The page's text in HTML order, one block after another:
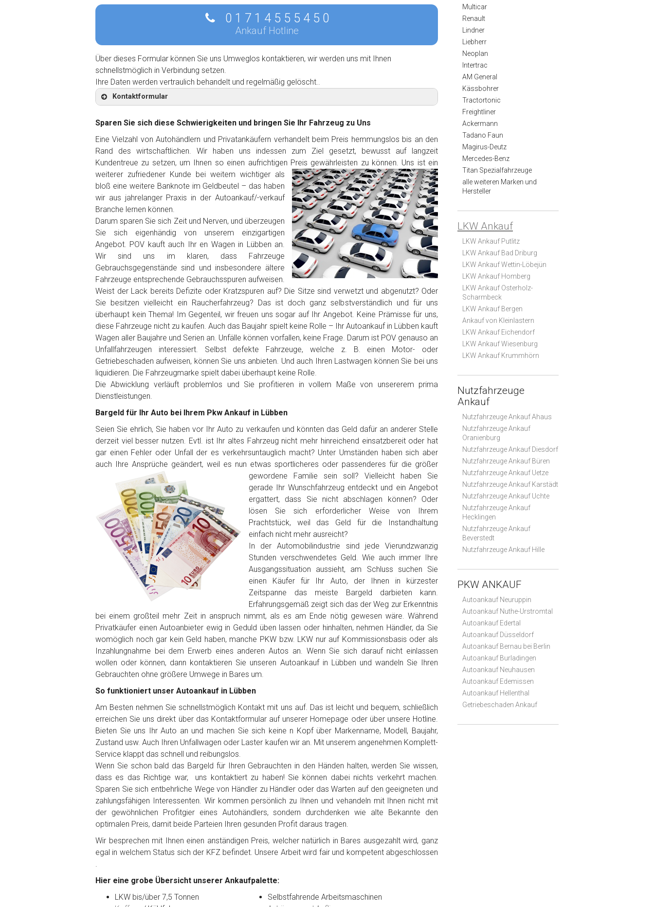
0 1 7 1 4 5 5 5 4 5 0
Ankauf Hotline
Über dieses Formular können Sie uns Umweglos kontaktieren, wir werden uns mit Ihnen
schnellstmöglich in Verbindung setzen.
Ihre Daten werden vertraulich behandelt und regelmäßig gelöscht..
Kontaktformular
Kontaktformular
Marke*
Model*
Baujahr
Getriebe
Bekannte Schäden
Kilometerstand
Preisvorstellung
Name*
Telefon*
Email
PLZ und Ort
Foto Nr. 1
Foto Nr. 2
Foto Nr. 3
Sonstiges
Fertig
Wie viel ist 10+2 ?
Sparen Sie sich diese Schwierigkeiten und bringen Sie Ihr Fahrzeug zu Uns
Eine Vielzahl von Autohändlern und Privatankäufern verhandelt beim Preis hemmungslos bis an den
Rand des wirtschaftlichen. Wir haben uns indessen zum Ziel gesetzt, bewusst auf langzeit
Kundentreue zu setzen, um Ihnen so einen aufrichtigen Preis gewährleisten zu können. Uns ist ein
weiterer zufriedener Kunde
bei weitem wichtiger als
bloß eine weitere Banknote im Geldbeutel – das haben
wir aus jahrelanger Praxis in der Autoankauf/-verkauf
Branche lernen können.
Darum sparen Sie sich Zeit und Nerven, und überzeugen
Sie sich eigenhändig von unserem einzigartigen
Angebot. POV kauft auch Ihr en Wagen in Lübben an.
Wir sind uns im klaren, dass Fahrzeuge
Gebrauchsgegenstände sind und insbesondere ältere
Fahrzeuge entsprechende Gebrauchsspuren aufweisen.
Weist der Lack bereits Defizite oder Kratzspuren auf? Die Sitze sind verwetzt und abgenutzt? Oder
Sie besitzen vielleicht ein Raucherfahrzeug? Das ist doch ganz selbstverständlich und für uns
überhaupt kein Thema! Im Gegenteil, wir freuen uns sogar auf Ihr Angebot. Keine Prämisse für uns,
diese Fahrzeuge nicht zu kaufen. Auch das Baujahr spielt keine Rolle – Ihr Autoankauf in Lübben kauft
Wagen aller Baujahre und Serien an. Unfälle können vorfallen, keine Frage. Darum ist POV genauso an
Unfallfahrzeugen interessiert. Selbst defekte Fahrzeuge, welche z. B. einen Motor- oder
Getriebeschaden aufweisen, können Sie uns anbieten. Und auch Ihren Lastwagen können Sie bei uns
liquidieren. Die Fahrzeugmarke spielt dabei überhaupt keine Rolle.
Die Abwicklung verläuft problemlos und Sie profitieren in vollem Maße von unsererem prima
Dienstleistungen.
Bargeld für Ihr Auto bei Ihrem Pkw Ankauf in Lübben
Seien Sie ehrlich, Sie haben vor Ihr Auto zu verkaufen und könnten das Geld dafür an anderer Stelle
derzeit viel besser nutzen. Evtl. ist Ihr altes Fahrzeug nicht mehr hinreichend einsatzbereit oder hat
gar einen Fehler oder Unfall der es verkehrsuntauglich macht? Unter Umständen haben sich aber
auch Ihre Ansprüche geändert, weil es nun etwas sportlicheres oder passenderes für die größer
gewordene Familie sein soll? Vielleicht haben Sie
gerade Ihr Wunschfahrzeug entdeckt und ein Angebot
ergattert, dass Sie nicht abschlagen können? Oder
lösen Sie sich erforderlicher Weise von Ihrem
Prachtstück, weil das Geld für die Instandhaltung
einfach nicht mehr ausreicht?
In der Automobilindustrie sind jede Vierundzwanzig
Stunden verschwendetes Geld. Wie auch immer Ihre
Ausgangssituation aussieht, am Schluss suchen Sie
einen Käufer für Ihr Auto, der Ihnen in kürzester
Zeitspanne das meiste Bargeld darbieten kann.
Erfahrungsgemäß zeigt sich das der Weg zur Erkenntnis
bei einem großteil mehr Zeit in anspruch nimmt, als es am Ende nötig gewesen wäre. Während
Privatkäufer einen Autoanbieter ewig in Geduld üben lassen oder hinhalten, nehmen Händler, da Sie
womöglich noch gar kein Geld haben, manche PKW bzw. LKW nur auf Kommissionsbasis oder als
Inzahlungnahme bei dem Erwerb eines anderen Autos an. Wenn Sie sich darauf nicht einlassen
wollen oder können, dann kontaktieren Sie unseren Autoankauf in Lübben und wandeln Sie Ihren
Gebrauchten ohne größere Umwege in Bares um.
So funktioniert unser Autoankauf in Lübben
Am Besten nehmen Sie schnellstmöglich Kontakt mit uns auf. Das ist leicht und bequem, schließlich
erreichen Sie uns direkt über das Kontaktformular auf unserer Homepage oder über unsere Hotline.
Bieten Sie uns Ihr Auto an und machen Sie sich keine n Kopf über Markenname, Modell, Baujahr,
Zustand usw. Auch Ihren Unfallwagen oder Laster kaufen wir an. Mit unserem angenehmen Komplett-
Service klappt das schnell und reibungslos.
Wenn Sie schon bald das Bargeld für Ihren Gebrauchten in den Händen halten, werden Sie wissen,
dass es das Richtige war, uns kontaktiert zu haben! Sie können dabei nichts verkehrt machen.
Sparen Sie sich entbehrliche Wege von Händler zu Händler oder das Warten auf den geeigneten und
zahlungsfähigen Interessenten. Wir kommen persönlich zu Ihnen und vehandeln mit Ihnen nicht mit
der gewöhnlichen Profitgier eines Autohändlers, sondern durchdenken wie alte Bekannte den
optimalen Preis, damit beide Parteien Ihren gesunden Profit daraus tragen.
Wir besprechen mit Ihnen einen anständigen Preis, welcher natürlich in Bares ausgezahlt wird, ganz
egal in welchem Status sich der KFZ befindet. Unsere Arbeit wird fair und kompetent abgeschlossen
.
Hier eine grobe Übersicht unserer Ankaufpalette:
LKW bis/über 7,5 Tonnen
Selbstfahrende Arbeitsmaschinen
Multicar
Renault
Lindner
Liebherr
Neoplan
Intertrac
AM General
Kässbohrer
Tractortonic
Freightliner
Ackermann
Tadano Faun
Magirus-Deutz
Mercedes-Benz
Titan Spezialfahrzeuge
alle weiteren Marken und
Hersteller
LKW Ankauf
LKW Ankauf Putlitz
LKW Ankauf Bad Driburg
LKW Ankauf Wettin-Löbejün
LKW Ankauf Homberg
LKW Ankauf Osterholz-
Scharmbeck
LKW Ankauf Bergen
Ankauf von Kleinlastern
LKW Ankauf Eichendorf
LKW Ankauf Wiesenburg
LKW Ankauf Krummhörn
Nutzfahrzeuge
Ankauf
Nutzfahrzeuge Ankauf Ahaus
Nutzfahrzeuge Ankauf
Oranienburg
Nutzfahrzeuge Ankauf Diesdorf
Nutzfahrzeuge Ankauf Büren
Nutzfahrzeuge Ankauf Uetze
Nutzfahrzeuge Ankauf Karstädt
Nutzfahrzeuge Ankauf Uchte
Nutzfahrzeuge Ankauf
Hecklingen
Nutzfahrzeuge Ankauf
Beverstedt
Nutzfahrzeuge Ankauf Hille
PKW ANKAUF
Autoankauf Neuruppin
Autoankauf Nuthe-Urstromtal
Autoankauf Edertal
Autoankauf Düsseldorf
Autoankauf Bernau bei Berlin
Autoankauf Burladingen
Autoankauf Neuhausen
Autoankauf Edemissen
Autoankauf Hellenthal
Getriebeschaden Ankauf